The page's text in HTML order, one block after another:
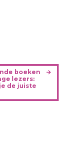
boeken
lezers:
de juiste